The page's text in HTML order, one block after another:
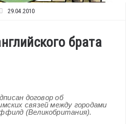
29.04.2010
брата
договор об
связей между городами
(Великобритания).